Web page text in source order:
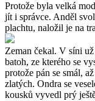
Protože byla velká
jít i správce. Anděl
plachtu, naložil je na
Zeman čekal. V síni
batoh, ze kterého se
protože pán se smál,
zlatých. Ondra se
kousků vyvedl prý